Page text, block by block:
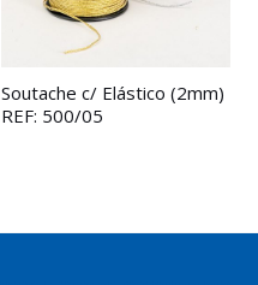
Soutache c/ Elástico (2mm)
REF: 500/05